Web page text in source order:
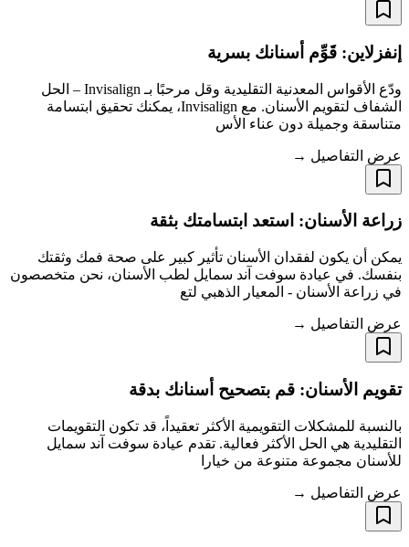
إنفزلاين: قَوِّم أسنانك بسرية
ودّع الأقواس المعدنية التقليدية وقل مرحبًا بـ Invisalign – الحل
الشفاف لتقويم الأسنان. مع Invisalign، يمكنك تحقيق ابتسامة
متناسقة وجميلة دون عناء الأس
عرض التفاصيل →
زراعة الأسنان: استعد ابتسامتك بثقة
يمكن أن يكون لفقدان الأسنان تأثير كبير على صحة فمك وثقتك
بنفسك. في عيادة سوفت آند سمايل لطب الأسنان، نحن متخصصون
في زراعة الأسنان - المعيار الذهبي لتع
عرض التفاصيل →
تقويم الأسنان: قم بتصحيح أسنانك بدقة
بالنسبة للمشكلات التقويمية الأكثر تعقيداً، قد تكون التقويمات
التقليدية هي الحل الأكثر فعالية. تقدم عيادة سوفت آند سمايل
للأسنان مجموعة متنوعة من خيارا
عرض التفاصيل →